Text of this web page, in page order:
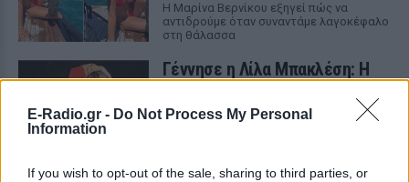
E-Radio.gr - Do Not Process My Personal
Information
If you wish to opt-out of the sale, sharing to third parties, or
Η Μαρίνα Βερνίκου εξηγεί πώς να
αντιδρούμε όταν συναντάμε λαγοκέφαλο
στη θάλασσα
Γέννησε η Λίλα Μπακλέση: Η
απροσδόκητη ανάρτηση του
συντρόφου της για τον ερχομό
του γιου τους
Η γνωστή ηθοποιός Λίλα Μπακλέση έγινε